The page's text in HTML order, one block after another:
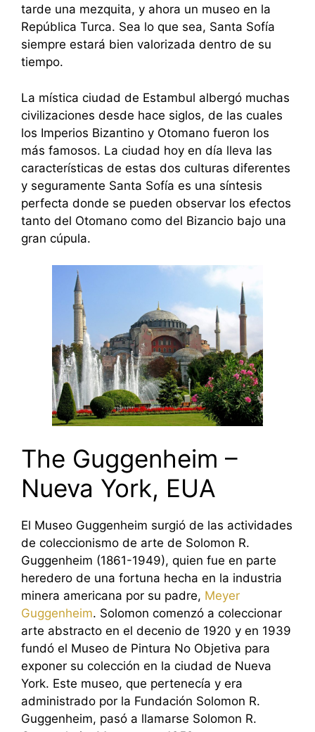
tarde una mezquita, y ahora un museo en la
República Turca. Sea lo que sea, Santa Sofía
siempre estará bien valorizada dentro de su
tiempo.
La mística ciudad de Estambul albergó muchas
civilizaciones desde hace siglos, de las cuales
los Imperios Bizantino y Otomano fueron los
más famosos. La ciudad hoy en día lleva las
características de estas dos culturas diferentes
y seguramente Santa Sofía es una síntesis
perfecta donde se pueden observar los efectos
tanto del Otomano como del Bizancio bajo una
gran cúpula.
The Guggenheim –
Nueva York, EUA
El Museo Guggenheim surgió de las actividades
de coleccionismo de arte de Solomon R.
Guggenheim (1861-1949), quien fue en parte
heredero de una fortuna hecha en la industria
minera americana por su padre, Meyer
Guggenheim. Solomon comenzó a coleccionar
arte abstracto en el decenio de 1920 y en 1939
fundó el Museo de Pintura No Objetiva para
exponer su colección en la ciudad de Nueva
York. Este museo, que pertenecía y era
administrado por la Fundación Solomon R.
Guggenheim, pasó a llamarse Solomon R.